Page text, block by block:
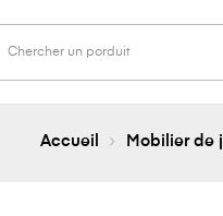
Accueil Mobilier de